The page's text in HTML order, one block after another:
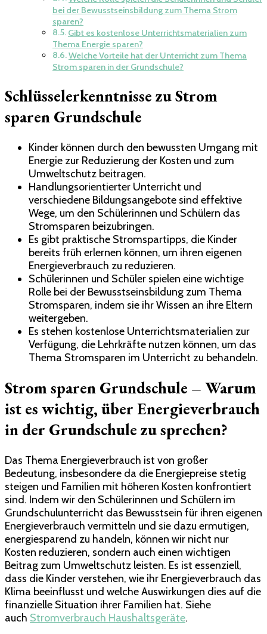
bei der Bewusstseinsbildung zum Thema Strom
sparen?
Gibt es kostenlose Unterrichtsmaterialien zum
Thema Energie sparen?
Welche Vorteile hat der Unterricht zum Thema
Strom sparen in der Grundschule?
Schlüsselerkenntnisse zu Strom
sparen Grundschule
Kinder können durch den bewussten Umgang mit
Energie zur Reduzierung der Kosten und zum
Umweltschutz beitragen.
Handlungsorientierter Unterricht und
verschiedene Bildungsangebote sind effektive
Wege, um den Schülerinnen und Schülern das
Stromsparen beizubringen.
Es gibt praktische Stromspartipps, die Kinder
bereits früh erlernen können, um ihren eigenen
Energieverbrauch zu reduzieren.
Schülerinnen und Schüler spielen eine wichtige
Rolle bei der Bewusstseinsbildung zum Thema
Stromsparen, indem sie ihr Wissen an ihre Eltern
weitergeben.
Es stehen kostenlose Unterrichtsmaterialien zur
Verfügung, die Lehrkräfte nutzen können, um das
Thema Stromsparen im Unterricht zu behandeln.
Strom sparen Grundschule – Warum
ist es wichtig, über Energieverbrauch
in der Grundschule zu sprechen?
Das Thema Energieverbrauch ist von großer
Bedeutung, insbesondere da die Energiepreise stetig
steigen und Familien mit höheren Kosten konfrontiert
sind. Indem wir den Schülerinnen und Schülern im
Grundschulunterricht das Bewusstsein für ihren eigenen
Energieverbrauch vermitteln und sie dazu ermutigen,
energiesparend zu handeln, können wir nicht nur
Kosten reduzieren, sondern auch einen wichtigen
Beitrag zum Umweltschutz leisten. Es ist essenziell,
dass die Kinder verstehen, wie ihr Energieverbrauch das
Klima beeinflusst und welche Auswirkungen dies auf die
finanzielle Situation ihrer Familien hat. Siehe
auch Stromverbrauch Haushaltsgeräte.